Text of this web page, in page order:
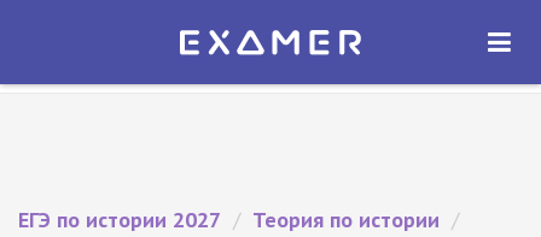
Экзамер — ЕГЭ 2027
ОТКРЫТЬ
ЕГЭ по истории 2027 / Теория по истории /